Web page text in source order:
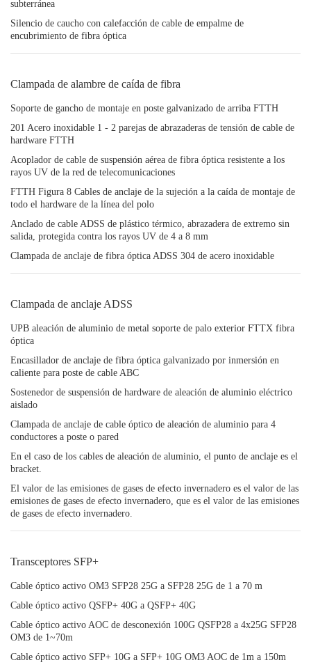
subterránea
Silencio de caucho con calefacción de cable de empalme de
encubrimiento de fibra óptica
Clampada de alambre de caída de fibra
Soporte de gancho de montaje en poste galvanizado de arriba FTTH
201 Acero inoxidable 1 - 2 parejas de abrazaderas de tensión de cable de
hardware FTTH
Acoplador de cable de suspensión aérea de fibra óptica resistente a los
rayos UV de la red de telecomunicaciones
FTTH Figura 8 Cables de anclaje de la sujeción a la caída de montaje de
todo el hardware de la línea del polo
Anclado de cable ADSS de plástico térmico, abrazadera de extremo sin
salida, protegida contra los rayos UV de 4 a 8 mm
Clampada de anclaje de fibra óptica ADSS 304 de acero inoxidable
Clampada de anclaje ADSS
UPB aleación de aluminio de metal soporte de palo exterior FTTX fibra
óptica
Encasillador de anclaje de fibra óptica galvanizado por inmersión en
caliente para poste de cable ABC
Sostenedor de suspensión de hardware de aleación de aluminio eléctrico
aislado
Clampada de anclaje de cable óptico de aleación de aluminio para 4
conductores a poste o pared
En el caso de los cables de aleación de aluminio, el punto de anclaje es el
bracket.
El valor de las emisiones de gases de efecto invernadero es el valor de las
emisiones de gases de efecto invernadero, que es el valor de las emisiones
de gases de efecto invernadero.
Transceptores SFP+
Cable óptico activo OM3 SFP28 25G a SFP28 25G de 1 a 70 m
Cable óptico activo QSFP+ 40G a QSFP+ 40G
Cable óptico activo AOC de desconexión 100G QSFP28 a 4x25G SFP28
OM3 de 1~70m
Cable óptico activo SFP+ 10G a SFP+ 10G OM3 AOC de 1m a 150m